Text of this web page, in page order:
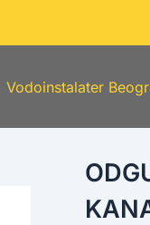
Vodoinstalater